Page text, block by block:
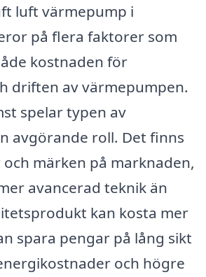
luft värmepump i
på flera faktorer som
kostnaden för
driften av värmepumpen.
spelar typen av
avgörande roll. Det finns
märken på marknaden,
avancerad teknik än
kan kosta mer
spara pengar på lång sikt
och högre